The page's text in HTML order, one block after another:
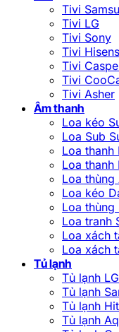
Tivi
Tivi LG
Tivi Sony
Tivi
Tivi
Tivi
Tivi Asher
Âm thanh
Loa kéo
Loa Sub
Loa thanh
Loa thanh
Loa thùng
Loa kéo
Loa thùng
Loa tranh
Loa xách
Loa xách
Tủ lạnh
Tủ lạnh LG
Tủ lạnh
Tủ lạnh
Tủ lạnh